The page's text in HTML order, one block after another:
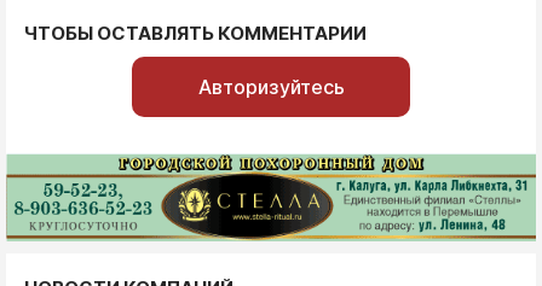
ЧТОБЫ ОСТАВЛЯТЬ КОММЕНТАРИИ
Авторизуйтесь